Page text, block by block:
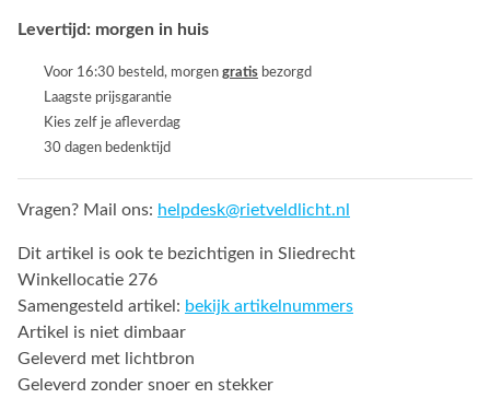
Levertijd: morgen in huis
Voor 16:30 besteld, morgen gratis bezorgd
Laagste prijsgarantie
Kies zelf je afleverdag
30 dagen bedenktijd
Vragen? Mail ons: helpdesk@rietveldlicht.nl
Dit artikel is ook te bezichtigen in Sliedrecht
Winkellocatie 276
Samengesteld artikel: bekijk artikelnummers
Artikel is niet dimbaar
Geleverd met lichtbron
Geleverd zonder snoer en stekker